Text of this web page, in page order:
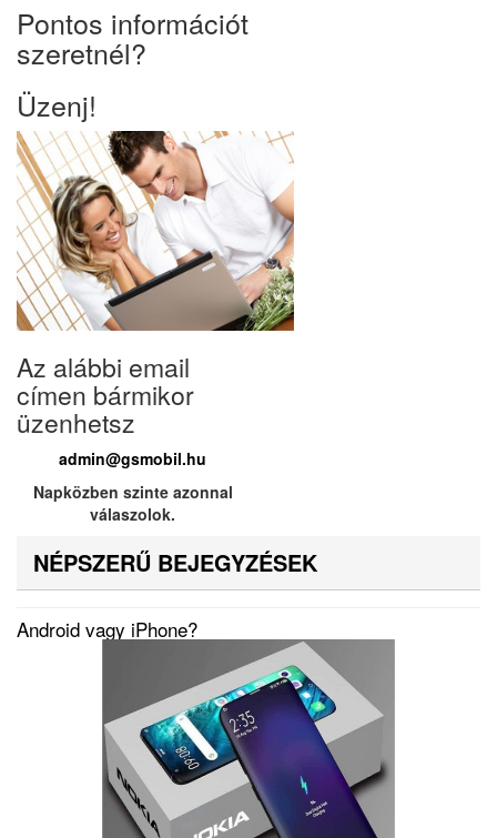
Pontos információt
szeretnél?
Üzenj!
Az alábbi email
címen bármikor
üzenhetsz
admin@gsmobil.hu
Napközben szinte azonnal
válaszolok.
NÉPSZERŰ BEJEGYZÉSEK
Android vagy iPhone?